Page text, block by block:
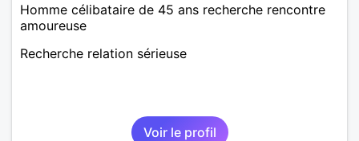
Homme célibataire de 45 ans recherche rencontre
amoureuse
Recherche relation sérieuse
Voir le profil